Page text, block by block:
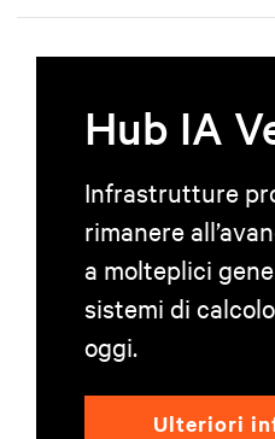
Hub IA
Infrastrutture
rimanere
a molteplici
sistemi di
oggi.
Ulteriori